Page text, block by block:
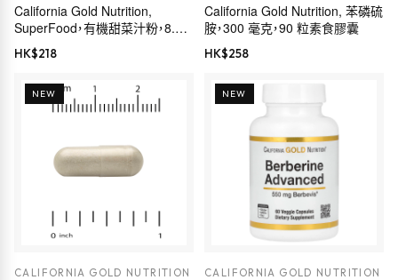
California Gold Nutrition,
SuperFood，有機甜菜汁粉，8.5
盎司（240 克）
HK$218
California Gold Nutrition, 苯磷硫
胺，300 毫克，90 粒素食膠囊
HK$258
NEW
CALIFORNIA GOLD NUTRITION
NEW
CALIFORNIA GOLD NUTRITION